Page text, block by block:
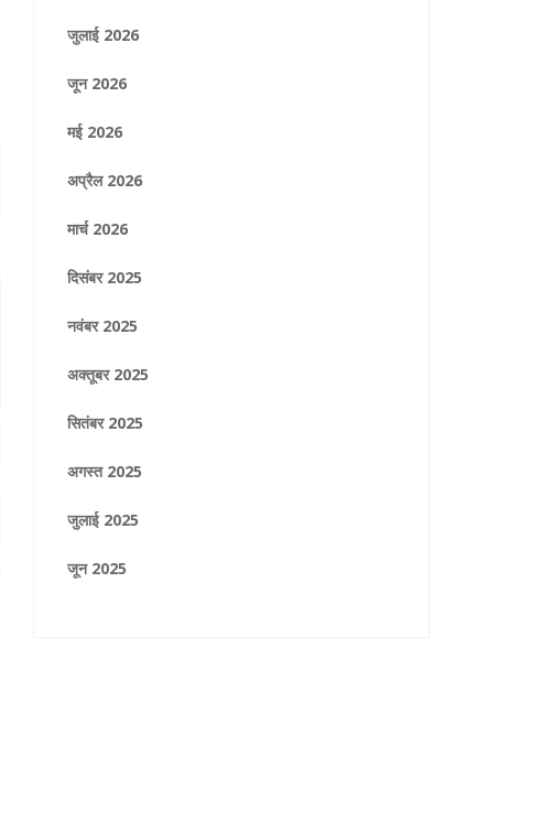
जुलाई 2026
जून 2026
मई 2026
अप्रैल 2026
मार्च 2026
दिसंबर 2025
नवंबर 2025
अक्तूबर 2025
सितंबर 2025
अगस्त 2025
जुलाई 2025
जून 2025